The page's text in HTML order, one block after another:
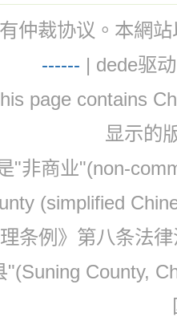
仲裁协议。本網
------ | dede驱
page contains
显示的
"非商业"(non-
(simplified
条例》第八条法
County,